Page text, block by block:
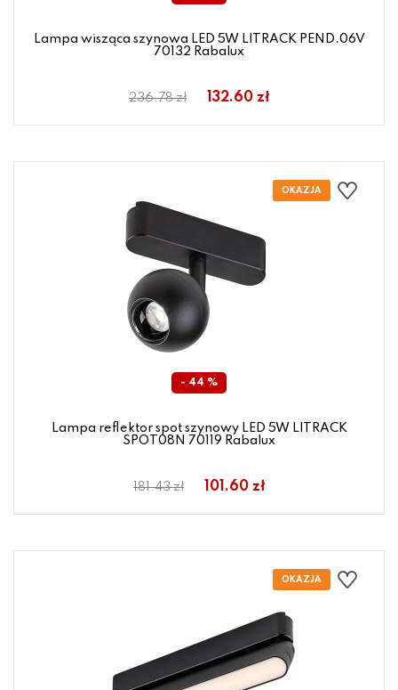
Lampa wisząca szynowa LED 5W LITRACK PEND.06V
70132 Rabalux
236.78 zł 132.60 zł
- 44 %
Lampa reflektor spot szynowy LED 5W LITRACK
SPOT08N 70119 Rabalux
181.43 zł 101.60 zł